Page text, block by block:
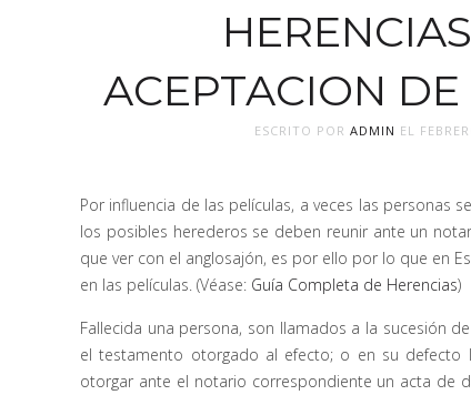
ACEPTACION
ESCRITO POR ADMIN EL
Por influencia de las películas, a veces las personas
los posibles herederos se deben reunir ante un
que ver con el anglosajón, es por ello por lo que en
en las películas. (Véase: Guía Completa de Herencias)
Fallecida una persona, son llamados a la sucesión
el testamento otorgado al efecto; o en su defecto
otorgar ante el notario correspondiente un acta de